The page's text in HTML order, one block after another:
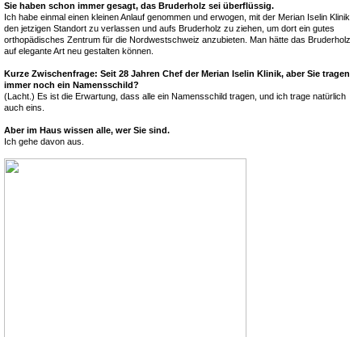
Sie haben schon immer gesagt, das Bruderholz sei überflüssig.
Ich habe einmal einen kleinen Anlauf genommen und erwogen, mit der Merian Iselin Klinik
den jetzigen Standort zu verlassen und aufs Bruderholz zu ziehen, um dort ein gutes
orthopädisches Zentrum für die Nordwestschweiz anzubieten. Man hätte das Bruderholz
auf elegante Art neu gestalten können.
Kurze Zwischenfrage: Seit 28 Jahren Chef der Merian Iselin Klinik, aber Sie tragen
immer noch ein Namensschild?
(Lacht.) Es ist die Erwartung, dass alle ein Namensschild tragen, und ich trage natürlich
auch eins.
Aber im Haus wissen alle, wer Sie sind.
Ich gehe davon aus.